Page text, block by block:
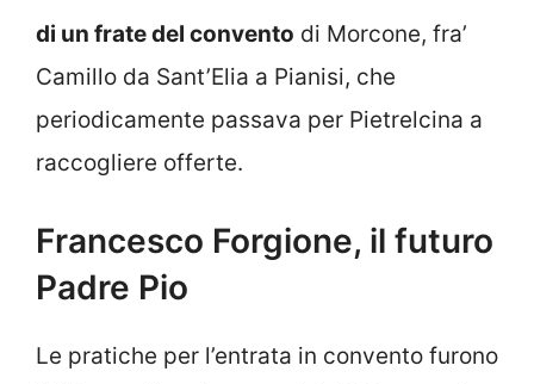
di un frate del convento di Morcone, fra’
Camillo da Sant’Elia a Pianisi, che
periodicamente passava per Pietrelcina a
raccogliere offerte.
Francesco Forgione, il futuro
Padre Pio
Le pratiche per l’entrata in convento furono